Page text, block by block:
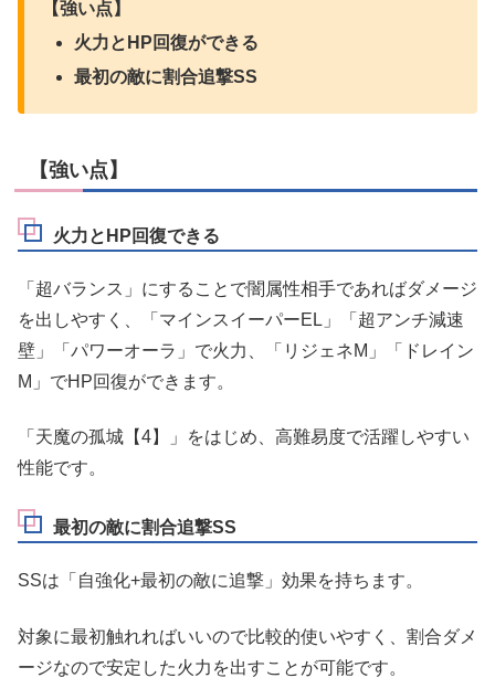
【強い点】
火力とHP回復ができる
最初の敵に割合追撃SS
【強い点】
火力とHP回復できる
「超バランス」にすることで闇属性相手であればダメージ
を出しやすく、「マインスイーパーEL」「超アンチ減速
壁」「パワーオーラ」で火力、「リジェネM」「ドレイン
M」でHP回復ができます。
「天魔の孤城【4】」をはじめ、高難易度で活躍しやすい
性能です。
最初の敵に割合追撃SS
SSは「自強化+最初の敵に追撃」効果を持ちます。
対象に最初触れればいいので比較的使いやすく、割合ダメ
ージなので安定した火力を出すことが可能です。